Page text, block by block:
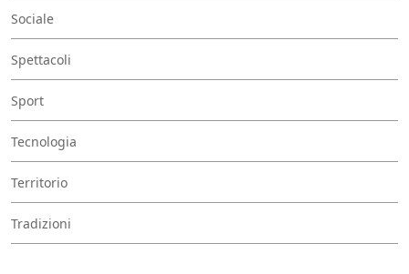
Sociale
Spettacoli
Sport
Tecnologia
Territorio
Tradizioni